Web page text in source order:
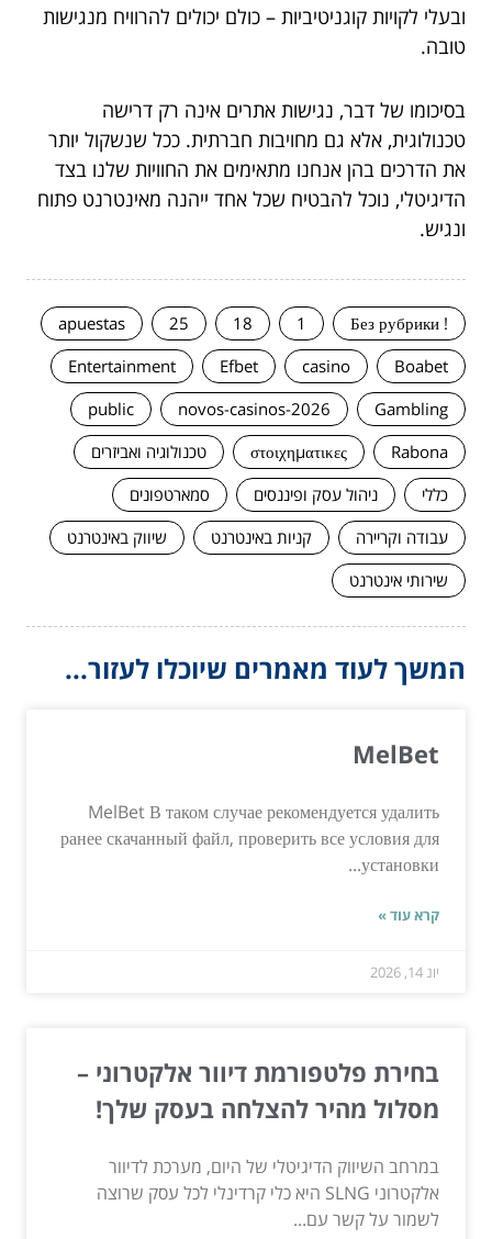
ובעלי לקויות קוגניטיביות – כולם יכולים להרוויח מנגישות
טובה.
בסיכומו של דבר, נגישות אתרים אינה רק דרישה
טכנולוגית, אלא גם מחויבות חברתית. ככל שנשקול יותר
את הדרכים בהן אנחנו מתאימים את החוויות שלנו בצד
הדיגיטלי, נוכל להבטיח שכל אחד ייהנה מאינטרנט פתוח
ונגיש.
! Без рубрики
1
18
25
apuestas
Boabet
casino
Efbet
Entertainment
Gambling
novos-casinos-2026
public
Rabona
στοιχηματικες
טכנולוגיה ואביזרים
כללי
ניהול עסק ופיננסים
סמארטפונים
עבודה וקריירה
קניות באינטרנט
שיווק באינטרנט
שירותי אינטרנט
המשך לעוד מאמרים שיוכלו לעזור...
MelBet
MelBet В таком случае рекомендуется удалить
ранее скачанный файл, проверить все условия для
установки...
קרא עוד »
יונ 14, 2026
בחירת פלטפורמת דיוור אלקטרוני –
מסלול מהיר להצלחה בעסק שלך!
במרחב השיווק הדיגיטלי של היום, מערכת לדיוור
אלקטרוני SLNG היא כלי קרדינלי לכל עסק שרוצה
לשמור על קשר עם...